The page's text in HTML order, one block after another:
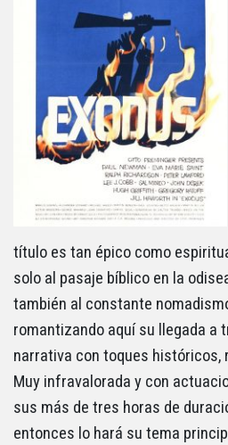
título es tan épico como
solo al pasaje bíblico en la
también al constante
romantizando aquí su llegada a
narrativa con toques históricos,
Muy infravalorada y con
sus más de tres horas de
entonces lo hará su tema